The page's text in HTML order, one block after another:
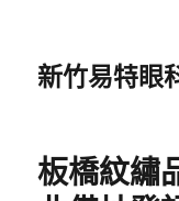
新竹易特眼
板橋紋繡